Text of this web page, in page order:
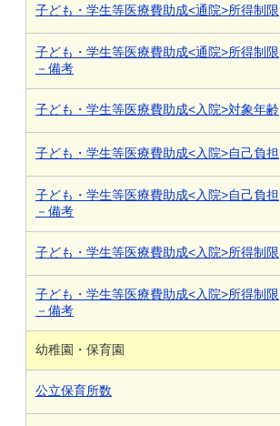
子ども・学生等医療費助成<通院>所得制限
子ども・学生等医療費助成<通院>所得制限
－備考
子ども・学生等医療費助成<入院>対象年齢
子ども・学生等医療費助成<入院>自己負担
子ども・学生等医療費助成<入院>自己負担
－備考
子ども・学生等医療費助成<入院>所得制限
子ども・学生等医療費助成<入院>所得制限
－備考
幼稚園・保育園
公立保育所数